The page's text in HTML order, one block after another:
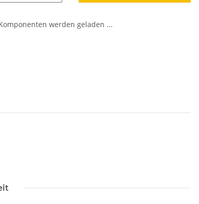
werden geladen ...